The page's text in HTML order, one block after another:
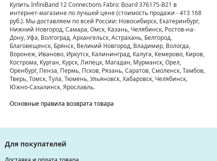
Купить InfiniBand 12 Connections Fabric Board 376175-B21 в
интернет-магазине по лучшей цене(стоимость продажи - 413 168
руб.). Мы доставляем по всей России: Новосибирск, Екатеринбург,
Нижний Новгород, Самара, Омск, Казань, Челябинск, Ростов-на-
Дону, Уфа, Волгоград, Архангельск, Астрахань, Белгород,
Благовещенск, Брянск, Великий Новгород, Владимир, Вологда,
Воронеж, Иваново, Иркутск, Калининград, Калуга, Кемерово, Киров,
Кострома, Курган, Курск, Липецк, Магадан, Мурманск, Орел,
Оренбург, Пенза, Пермь, Псков, Рязань, Саратов, Смоленск, Тамбов,
Тверь, Томск, Тула, Тюмень, Ульяновск, Хабаровск, Челябинск,
Южно-Сахалинск, Ярославль.
Основные правила возврата товара
Для покупателей